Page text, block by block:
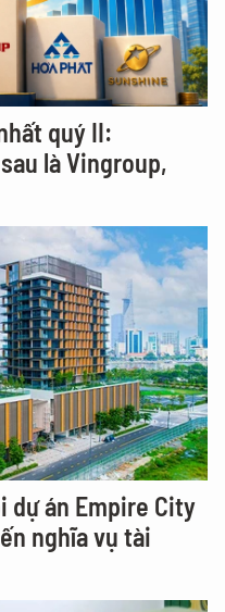
quý II:
là Vingroup,
dự án Empire City
nghĩa vụ tài